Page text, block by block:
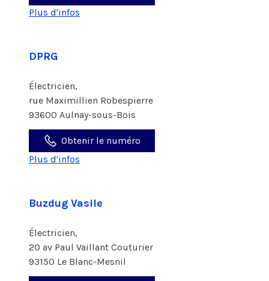
Plus d'infos
DPRG
Électricien,
rue Maximillien Robespierre
93600 Aulnay-sous-Bois
Obtenir le numéro
Plus d'infos
Buzdug Vasile
Électricien,
20 av Paul Vaillant Couturier
93150 Le Blanc-Mesnil